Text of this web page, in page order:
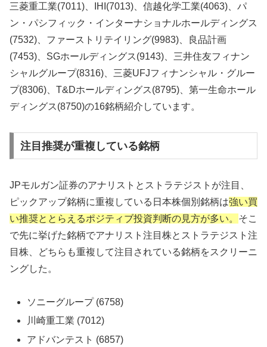
三菱重工業(7011)、IHI(7013)、信越化学工業(4063)、パ
ン・パシフィック・インターナショナルホールディングス
(7532)、ファーストリテイリング(9983)、良品計画
(7453)、SGホールディングス(9143)、三井住友フィナン
シャルグループ(8316)、三菱UFJフィナンシャル・グルー
プ(8306)、T&Dホールディングス(8795)、第一生命ホール
ディングス(8750)の16銘柄紹介しています。
注目推奨が重複している銘柄
JPモルガン証券のアナリストとストラテジストが注目、
ピックアップ銘柄に重複している日本株個別銘柄は強い買
い推奨ととらえるポジティブ投資判断の見方が多い。 そこ
で先に挙げた銘柄でアナリスト注目株とストラテジスト注
目株、どちらも重複して注目されている銘柄をスクリーニ
ングした。
ソニーグループ (6758)
川崎重工業 (7012)
アドバンテスト (6857)